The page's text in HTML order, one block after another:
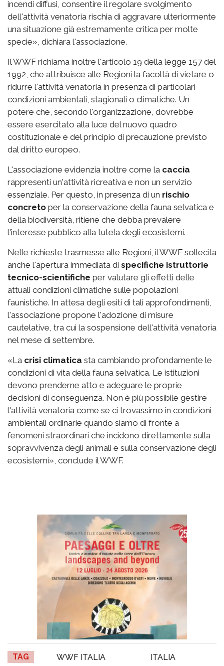
incendi diffusi, consentire il regolare svolgimento
dell'attività venatoria rischia di aggravare ulteriormente
una situazione già estremamente critica per molte
specie», dichiara l'associazione.
Il WWF richiama inoltre l'articolo 19 della legge 157 del
1992, che attribuisce alle Regioni la facoltà di vietare o
ridurre l'attività venatoria in presenza di particolari
condizioni ambientali, stagionali o climatiche. Un
potere che, secondo l'organizzazione, dovrebbe
essere esercitato alla luce del nuovo quadro
costituzionale e del principio di precauzione previsto
dal diritto europeo.
L'associazione evidenzia inoltre come la caccia
rappresenti un'attività ricreativa e non un servizio
essenziale. Per questo, in presenza di un rischio
concreto per la conservazione della fauna selvatica e
della biodiversità, ritiene che debba prevalere
l'interesse pubblico alla tutela degli ecosistemi.
Nelle richieste trasmesse alle Regioni, il WWF sollecita
anche l'apertura immediata di specifiche istruttorie
tecnico-scientifiche per valutare gli effetti delle
attuali condizioni climatiche sulle popolazioni
faunistiche. In attesa degli esiti di tali approfondimenti,
l'associazione propone l'adozione di misure
cautelative, tra cui la sospensione dell'attività venatoria
nel mese di settembre.
«La crisi climatica sta cambiando profondamente le
condizioni di vita della fauna selvatica. Le istituzioni
devono prenderne atto e adeguare le proprie
decisioni di conseguenza. Non è più possibile gestire
l'attività venatoria come se ci trovassimo in condizioni
ambientali ordinarie quando siamo di fronte a
fenomeni straordinari che incidono direttamente sulla
sopravvivenza degli animali e sulla conservazione degli
ecosistemi», conclude il WWF.
TAG WWF ITALIA
ITALIA